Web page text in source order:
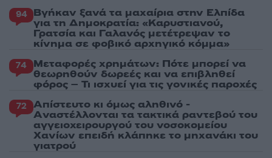
94 Βγήκαν ξανά τα μαχαίρια στην Ελπίδα
για τη Δημοκρατία: «Καρυστιανού,
Γρατσία και Γαλανός μετέτρεψαν το
κίνημα σε φοβικό αρχηγικό κόμμα»
74 Μεταφορές χρημάτων: Πότε μπορεί να
θεωρηθούν δωρεές και να επιβληθεί
φόρος – Τι ισχυεί για τις γονικές παροχές
72 Απίστευτο κι όμως αληθινό -
Aναστέλλονται τα τακτικά ραντεβού του
αγγειοχειρουργού του νοσοκομείου
Χανίων επειδή κλάπηκε το μηχανάκι του
γιατρού